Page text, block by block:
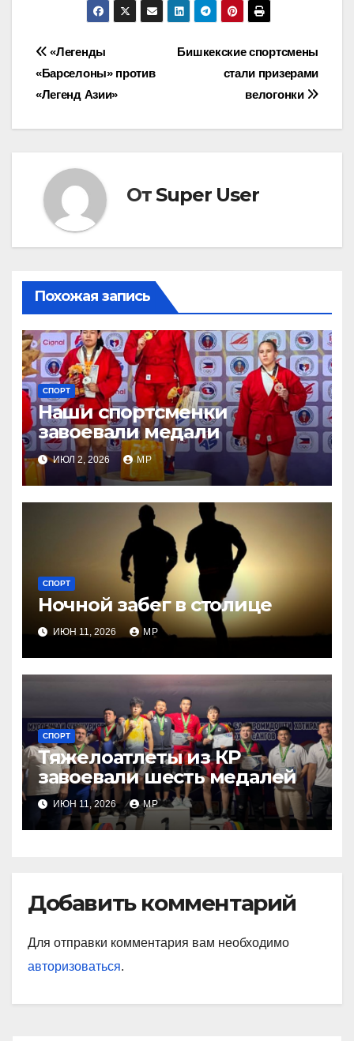
Навигация
по
записям
Бишкекские спортсмены
стали призерами
велогонки
«Легенды
«Барселоны» против
«Легенд Азии»
От Super User
Похожая запись
СПОРТ
Наши спортсменки
завоевали медали
ИЮЛ 2, 2026 MP
СПОРТ
Ночной забег в столице
ИЮН 11, 2026 MP
СПОРТ
Тяжелоатлеты из КР
завоевали шесть медалей
ИЮН 11, 2026 MP
Добавить комментарий
Для отправки комментария вам необходимо
авторизоваться.